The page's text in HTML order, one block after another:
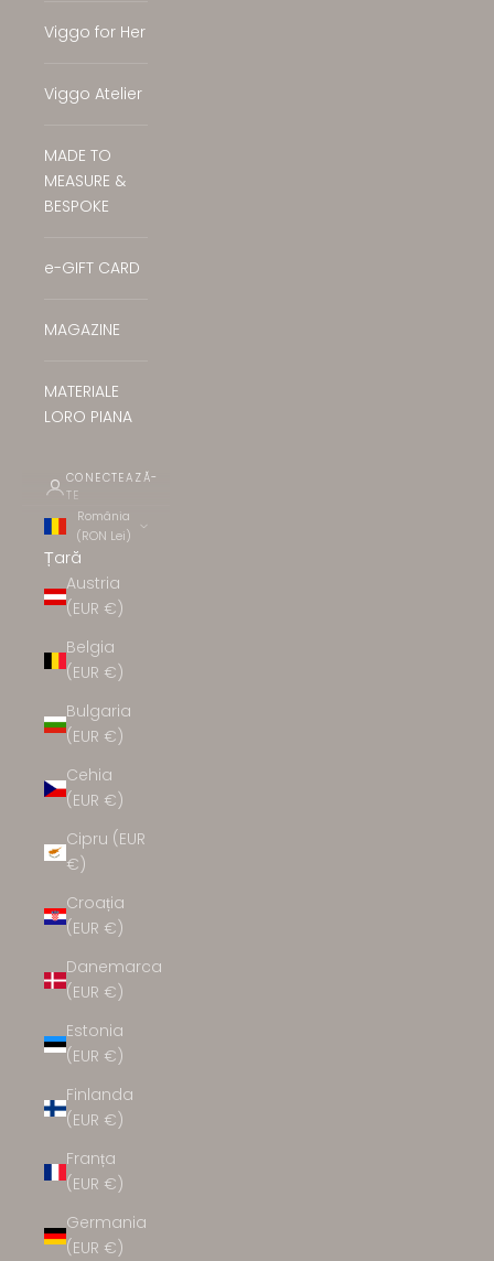
Viggo for Her
Viggo Atelier
MADE TO
MEASURE &
BESPOKE
e-GIFT CARD
MAGAZINE
MATERIALE
LORO PIANA
CONECTEAZĂ-
TE
România
(RON Lei)
Țară
Austria
(EUR €)
Belgia
(EUR €)
Bulgaria
(EUR €)
Cehia
(EUR €)
Cipru (EUR
€)
Croația
(EUR €)
Danemarca
(EUR €)
Estonia
(EUR €)
Finlanda
(EUR €)
Franța
(EUR €)
Germania
(EUR €)